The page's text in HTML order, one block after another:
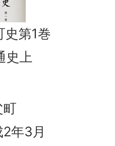
史第1巻
史上
年3月